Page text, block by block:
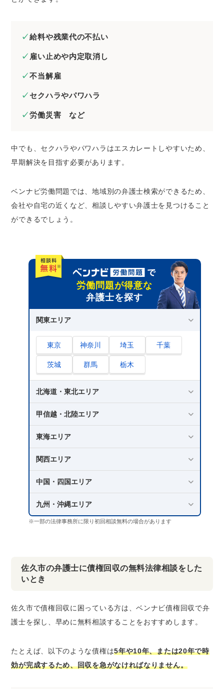
給料や残業代の不払い
雇い止めや内定取消し
不当解雇
セクハラやパワハラ
労働災害 など
中でも、セクハラやパワハラはエスカレートしやすいため、
早期解決を目指す必要があります。
ベンナビ労働問題では、地域別の弁護士検索ができるため、
会社や自宅の近くなど、相談しやすい弁護士を見つけること
ができるでしょう。
労働問題が得意な
弁護士を探す
関東エリア
東京 神奈川 埼玉 千葉
茨城 群馬 栃木
北海道・東北エリア
甲信越・北陸エリア
東海エリア
関西エリア
中国・四国エリア
九州・沖縄エリア
※一部の法律事務所に限り初回相談無料の場合があります
佐久市の弁護士に債権回収の無料法律相談をした
いとき
佐久市で債権回収に困っている方は、ベンナビ債権回収で弁
護士を探し、早めに無料相談することをおすすめします。
たとえば、以下のような債権は5年や10年、または20年で時
効が完成するため、回収を急がなければなりません。